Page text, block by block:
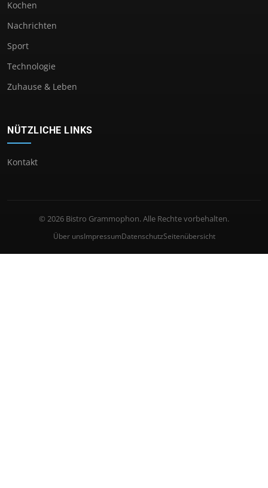
Kochen
Nachrichten
Sport
Technologie
Zuhause & Leben
NÜTZLICHE LINKS
Kontakt
© 2026 Bistro Grammophon. Alle Rechte vorbehalten.
Über unsImpressumDatenschutzSeitenübersicht